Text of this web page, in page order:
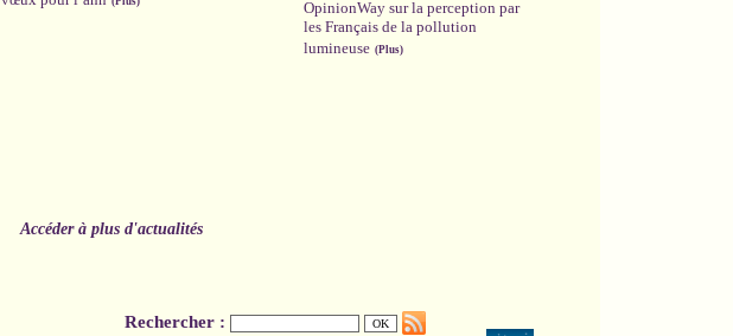
OpinionWay sur la perception par
les Français de la pollution
lumineuse (Plus)
Accéder à plus d'actualités
Rechercher :